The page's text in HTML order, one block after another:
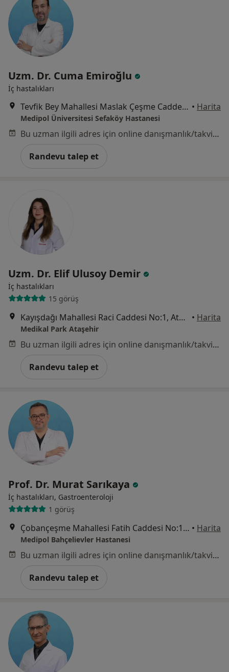
Uzm. Dr. Cuma Emiroğlu
İç hastalıkları
Tevfik Bey Mahallesi Maslak Çeşme Caddesi No:30, Küçükçekmece • Harita
Medipol Üniversitesi Sefaköy Hastanesi
Bu uzman ilgili adres için online danışmanlık/takvim sunmuyor.
Randevu talep et
Uzm. Dr. Elif Ulusoy Demir
İç hastalıkları
15 görüş
Kayışdağı Mahallesi Raci Caddesi No:1, Ataşehir • Harita
Medikal Park Ataşehir
Bu uzman ilgili adres için online danışmanlık/takvim sunmuyor.
Randevu talep et
Prof. Dr. Murat Sarıkaya
İç hastalıkları, Gastroenteroloji
1 görüş
Çobançeşme Mahallesi Fatih Caddesi No:1/8, Bahçelievler • Harita
Medipol Bahçelievler Hastanesi
Bu uzman ilgili adres için online danışmanlık/takvim sunmuyor.
Randevu talep et